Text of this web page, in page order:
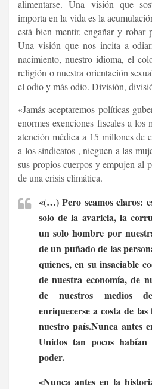
alimentarse. Una visión que
importa en la vida es la
está bien mentir, engañar y robar
Una visión que nos incita a
nacimiento, nuestro idioma, el
religión o nuestra orientación
el odio y más odio. División,
«Jamás aceptaremos políticas
enormes exenciones fiscales a
atención médica a 15 millones de
a los sindicatos , nieguen a las
sus propios cuerpos y empujen al
de una crisis climática.
«(…) Pero seamos claros:
solo de la avaricia, la
un solo hombre por
de un puñado de las
quienes, en su insaciable
de nuestra economía, de
de nuestros medios
enriquecerse a costa de
nuestro país.Nunca antes
Unidos tan pocos
poder.
«Nunca antes en la